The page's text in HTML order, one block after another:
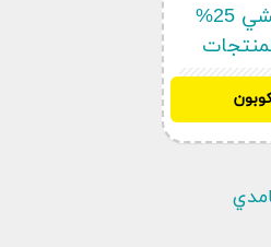
الإكسسوارات. استبدال
أو خصومات. المتجر يضم حوالي 500 ماركة وعلامة
من
كود خصم نمشي 25%